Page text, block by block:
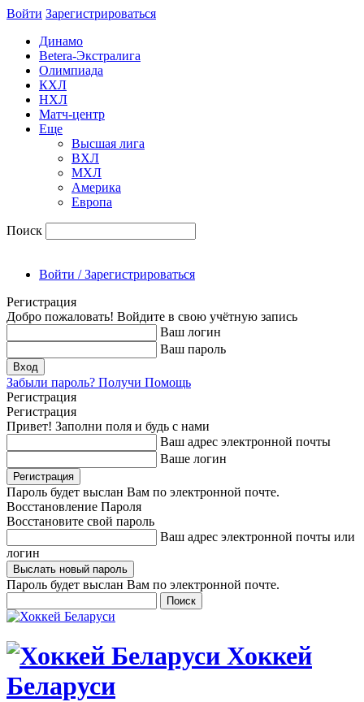
Войти Зарегиcтрироваться
Динамо
Betera-Экстралига
Олимпиада
КХЛ
НХЛ
Матч-центр
Еще
Высшая лига
ВХЛ
МХЛ
Америка
Европа
Поиск
Войти / Зарегистрироваться
Регистрация
Добро пожаловать! Войдите в свою учётную запись
Ваш логин
Ваш пароль
Забыли пароль? Получи Помощь
Регистрация
Регистрация
Привет! Заполни поля и будь с нами
Ваш адрес электронной почты
Ваше логин
Пароль будет выслан Вам по электронной почте.
Восстановление Пароля
Восстановите свой пароль
Ваш адрес электронной почты или
логин
Пароль будет выслан Вам по электронной почте.
Хоккей
Беларуси